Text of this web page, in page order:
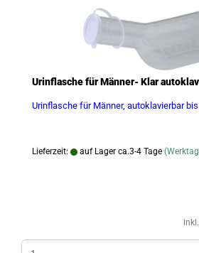
Urinflasche für Männer- Klar
Urinflasche für Männer, autoklavierbar bis
Lieferzeit: auf Lager ca.3-4 Tage